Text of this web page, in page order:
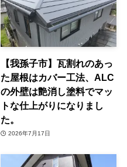
【我孫子市】瓦割れのあっ
た屋根はカバー工法、ALC
の外壁は艶消し塗料でマッ
トな仕上がりになりまし
た。
2026年7月17日